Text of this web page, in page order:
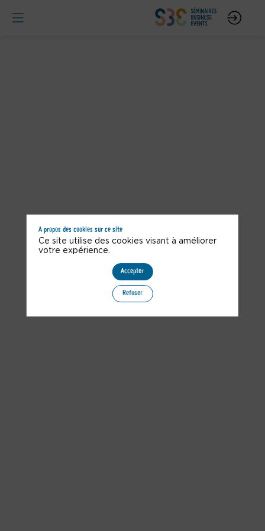
Vous n'êtes pas autorisé à accéder à ce contenu
A propos des cookies sur ce site
Ce site utilise des cookies visant à améliorer
votre expérience.
Accepter
Refuser